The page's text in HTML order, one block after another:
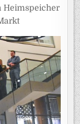
Heimspeicher